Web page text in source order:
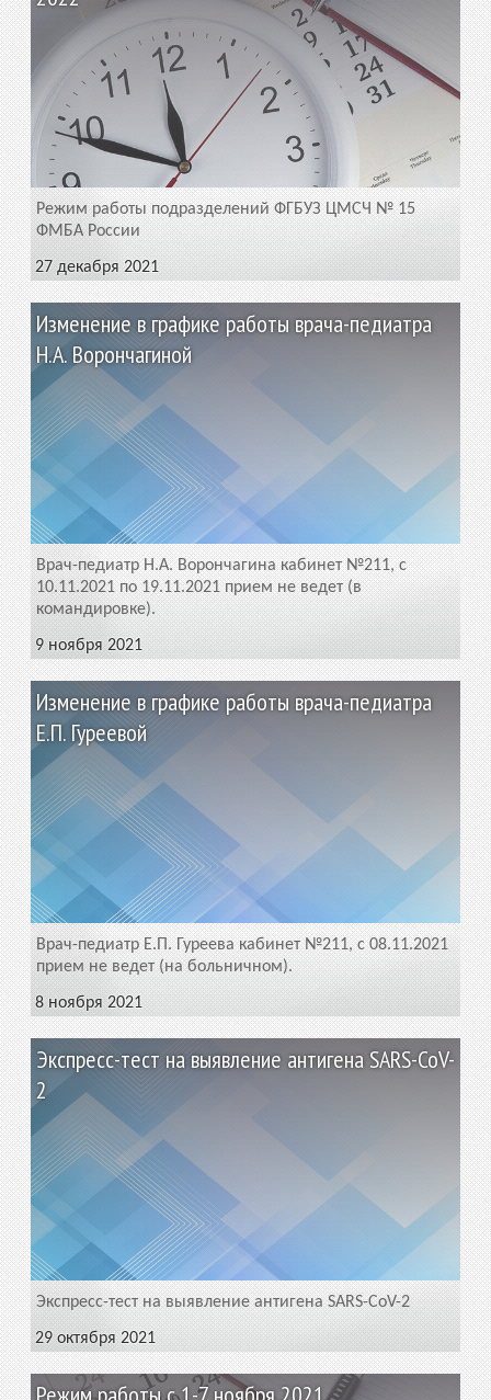
27 декабря 2021
Режим работы подразделений ФГБУЗ ЦМСЧ № 15
ФМБА России
Изменение в графике работы врача-педиатра
Н.А. Ворончагиной
9 ноября 2021
Врач-педиатр Н.А. Ворончагина кабинет №211, с
10.11.2021 по 19.11.2021 прием не ведет (в
командировке).
Изменение в графике работы врача-педиатра
Е.П. Гуреевой
8 ноября 2021
Врач-педиатр Е.П. Гуреева кабинет №211, с 08.11.2021
прием не ведет (на больничном).
Экспресс-тест на выявление антигена SARS-CoV-
2
29 октября 2021
Экспресс-тест на выявление антигена SARS-CoV-2